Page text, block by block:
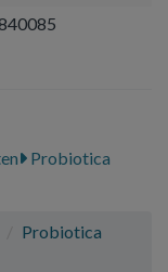
Probiotica
Probiotica